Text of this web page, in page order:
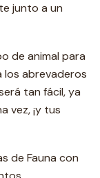
junto a un
de animal para
los abrevaderos
tan fácil, ya
vez, ¡y tus
de Fauna con